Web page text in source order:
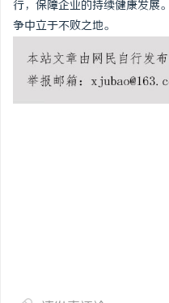
行，保障企业的持续健康发展
争中立于不败之地。